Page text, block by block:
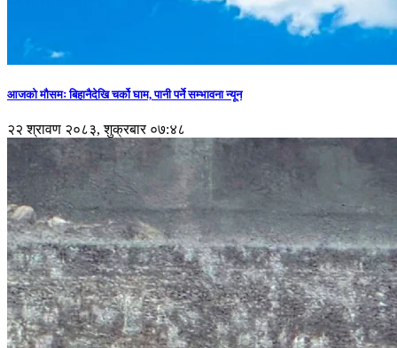
आजको मौसमः बिहानैदेखि चर्को घाम, पानी पर्ने सम्भावना न्यून
२२ श्रावण २०८३, शुक्रबार ०७:४८